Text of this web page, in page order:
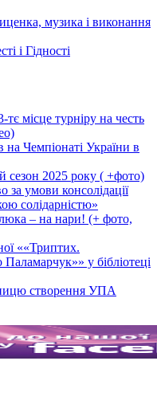
музика і виконання
і Гідності
місце турніру на честь
на Чемпіонаті України в
сезон 2025 року ( +фото)
за умови консолідації
солідарністю»
– на нари! (+ фото,
««Триптих.
у бібліотеці
створення УПА